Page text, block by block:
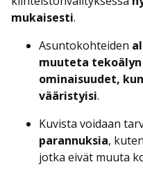
mukaisesti.
Asuntokohteiden
muuteta
ominaisuudet,
vääristyisi.
Kuvista voidaan
parannuksia,
jotka eivät muuta